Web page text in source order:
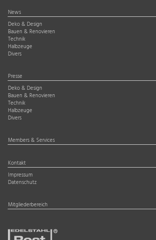
News
Deko & Design
Bauen & Renovieren
Technik
Halbzeuge
Divers
Presse
Deko & Design
Bauen & Renovieren
Technik
Halbzeuge
Divers
Members & Services
Kontakt
Impressum
Datenschutz
Mitgliederbereich